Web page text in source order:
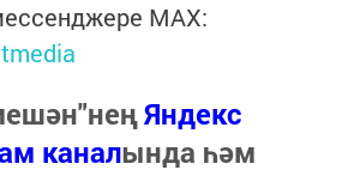
MАХ:
Яндекс
каналында һәм